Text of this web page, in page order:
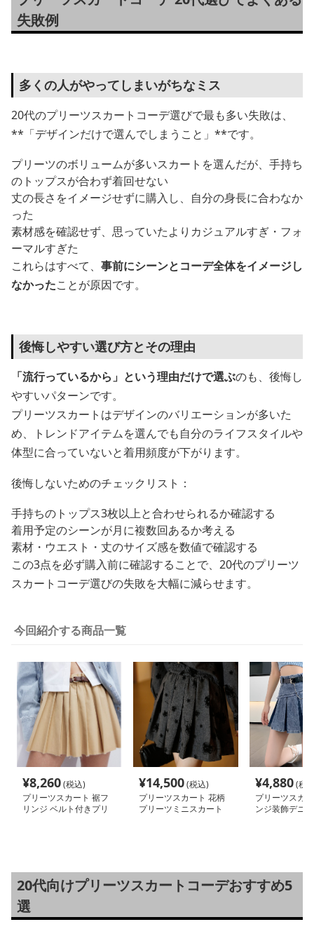
失敗例
多くの人がやってしまいがちなミス
20代のプリーツスカートコーデ選びで最も多い失敗は、
**「デザインだけで選んでしまうこと」**です。
プリーツのボリュームが多いスカートを選んだが、手持ち
のトップスが合わず着回せない
丈の長さをイメージせずに購入し、自分の身長に合わなか
った
素材感を確認せず、思っていたよりカジュアルすぎ・フォ
ーマルすぎた
これらはすべて、 事前にシーンとコーデ全体をイメージし
なかったことが原因です。
後悔しやすい選び方とその理由
「流行っているから」という理由だけで選ぶのも、後悔し
やすいパターンです。
プリーツスカートはデザインのバリエーションが多いた
め、トレンドアイテムを選んでも自分のライフスタイルや
体型に合っていないと着用頻度が下がります。
後悔しないためのチェックリスト：
手持ちのトップス3枚以上と合わせられるか確認する
着用予定のシーンが月に複数回あるか考える
素材・ウエスト・丈のサイズ感を数値で確認する
この3点を必ず購入前に確認することで、20代のプリーツ
スカートコーデ選びの失敗を大幅に減らせます。
今回紹介する商品一覧
¥8,260(税込)
プリーツスカート 裾フ
リンジ ベルト付きプリ
¥14,500(税込)
プリーツスカート 花柄
プリーツミニスカート
¥4,880(税
プリーツスカ
ンジ装飾デニ
20代向けプリーツスカートコーデおすすめ5
選